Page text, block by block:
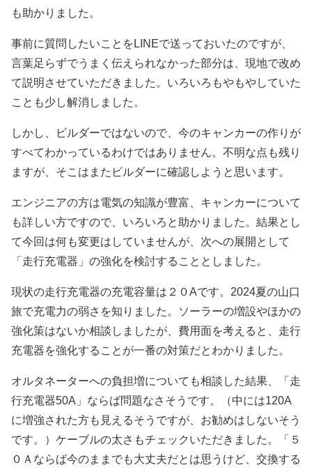
も助かりました。
事前に質問したいことをLINEで送っておいたのですが、
言葉足らずでうまく伝えられなかった部分は、現地で改め
て説明させていただきました。いろいろもやもやしていた
ことも少し解消しました。
しかし、ビルダーではないので、今のキャンカーの作りが
すべてわかっているわけではありません。不明な点も残り
ますが、そこはまたビルダーに確認しようと思います。
エンジニアの方は電気の知識が豊富、キャンカーについて
も詳しい方ですので、いろいろと助かりました。結果とし
て今回は何も変更はしていませんが、次への展開として
「走行充電器」の強化を検討することとしました。
現状の走行充電器の充電容量は２０Aです。2024夏の山口
旅で充電力の弱さを知りました。ソーラーの増設やほかの
強化策はないか相談しましたが、費用面を考えると、走行
充電器を強化することが一番の対策だとわかりました。
オルタネーターへの負担増についても相談した結果、「走
行充電器50A」ならば問題なさそうです。（中には120A
に増強された方も見えるそうですが、お勧めはしないそう
です。）ケーブルの太さもチェックいただきました。「５
０Ａならば今のままでも大丈夫だとは思うけど、交換する